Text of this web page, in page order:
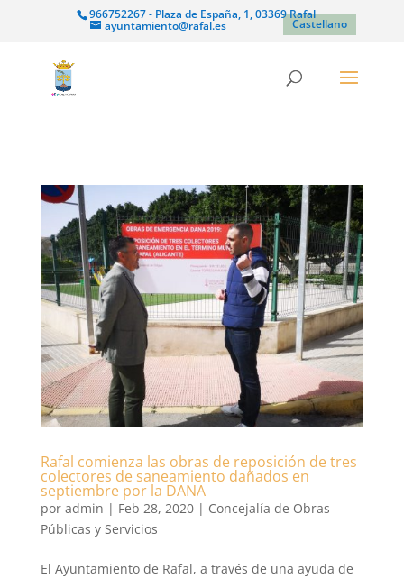
966752267 - Plaza de España, 1, 03369 Rafal
ayuntamiento@rafal.es Castellano
Rafal comienza las obras de reposición de tres
colectores de saneamiento dañados en
septiembre por la DANA
por admin | Feb 28, 2020| Concejalía de Obras
Públicas y Servicios
El Ayuntamiento de Rafal, a través de una ayuda de